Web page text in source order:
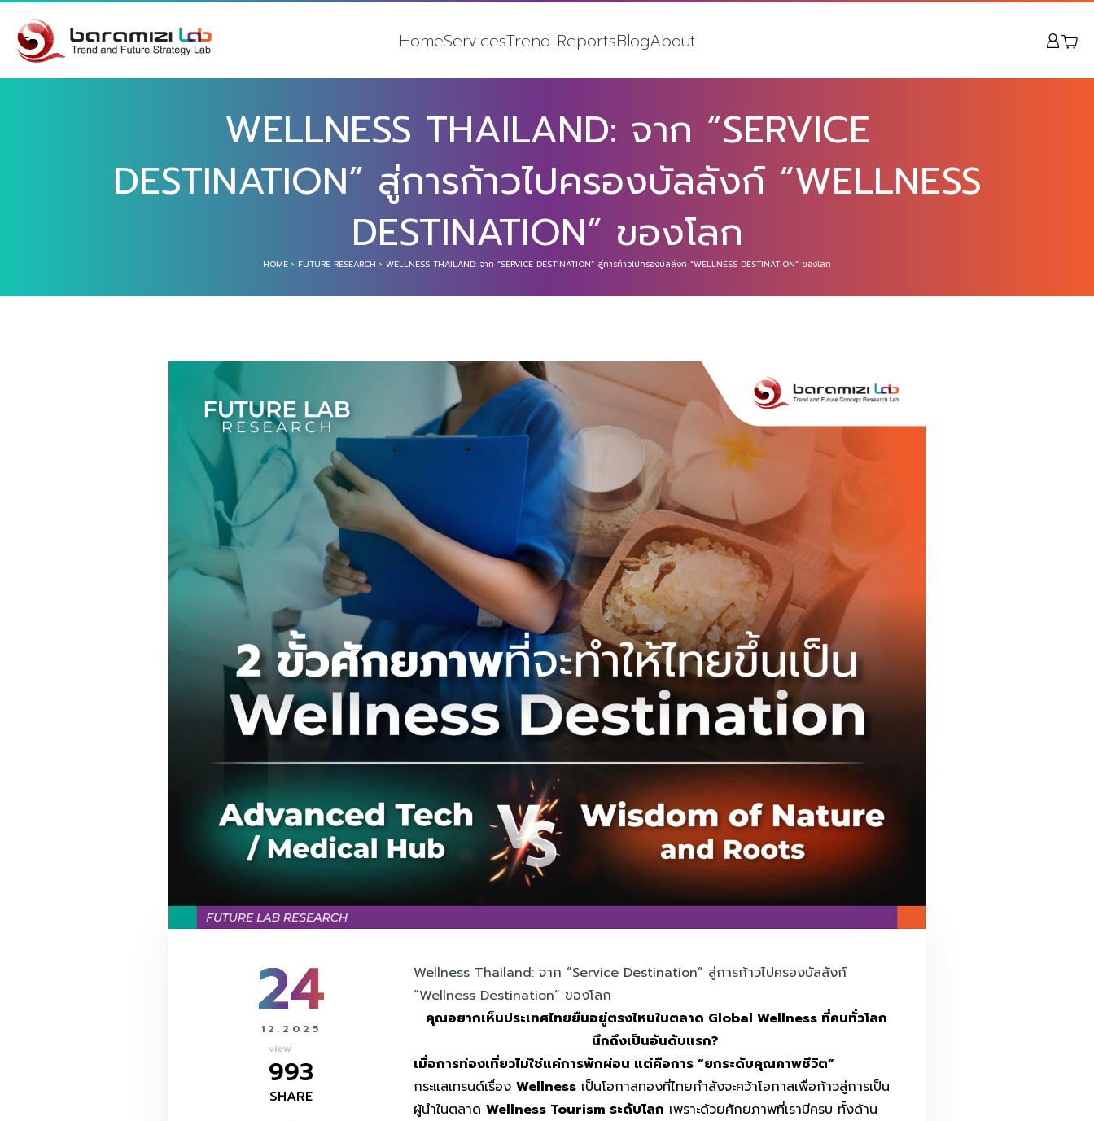
HomeServicesTrend ReportsBlogAbout
WELLNESS THAILAND: จาก “SERVICE
DESTINATION” สู่การก้าวไปครองบัลลังก์ “WELLNESS
DESTINATION” ของโลก
HOME › FUTURE RESEARCH › WELLNESS THAILAND: จาก “SERVICE DESTINATION” สู่การก้าวไปครองบัลลังก์ “WELLNESS DESTINATION” ของโลก
24
12.2025
view
993
SHARE
Wellness Thailand: จาก “Service Destination” สู่การก้าวไปครองบัลลังก์
“Wellness Destination” ของโลก
คุณอยากเห็นประเทศไทยยืนอยู่ตรงไหนในตลาด Global Wellness ที่คนทั่วโลก
นึกถึงเป็นอันดับแรก?
เมื่อการท่องเที่ยวไม่ใช่แค่การพักผ่อน แต่คือการ “ยกระดับคุณภาพชีวิต”
กระแสเทรนด์เรื่องWellness เป็นโอกาสทองที่ไทยกำลังจะคว้าโอกาสเพื่อก้าวสู่การเป็น
ผู้นำในตลาดWellness Tourism ระดับโลก เพราะด้วยศักยภาพที่เรามีครบ ทั้งด้าน